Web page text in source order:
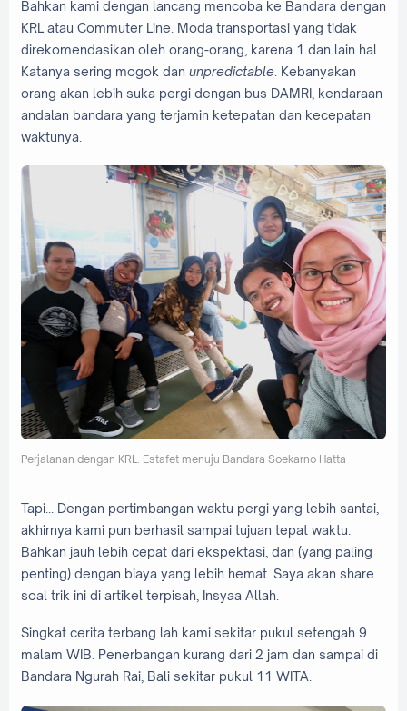
Bahkan kami dengan lancang mencoba ke Bandara dengan
KRL atau Commuter Line. Moda transportasi yang tidak
direkomendasikan oleh orang-orang, karena 1 dan lain hal.
Katanya sering mogok dan unpredictable . Kebanyakan
orang akan lebih suka pergi dengan bus DAMRI, kendaraan
andalan bandara yang terjamin ketepatan dan kecepatan
waktunya.
Perjalanan dengan KRL. Estafet menuju Bandara Soekarno Hatta
Tapi... Dengan pertimbangan waktu pergi yang lebih santai,
akhirnya kami pun berhasil sampai tujuan tepat waktu.
Bahkan jauh lebih cepat dari ekspektasi, dan (yang paling
penting) dengan biaya yang lebih hemat. Saya akan share
soal trik ini di artikel terpisah, Insyaa Allah.
Singkat cerita terbang lah kami sekitar pukul setengah 9
malam WIB. Penerbangan kurang dari 2 jam dan sampai di
Bandara Ngurah Rai, Bali sekitar pukul 11 WITA.